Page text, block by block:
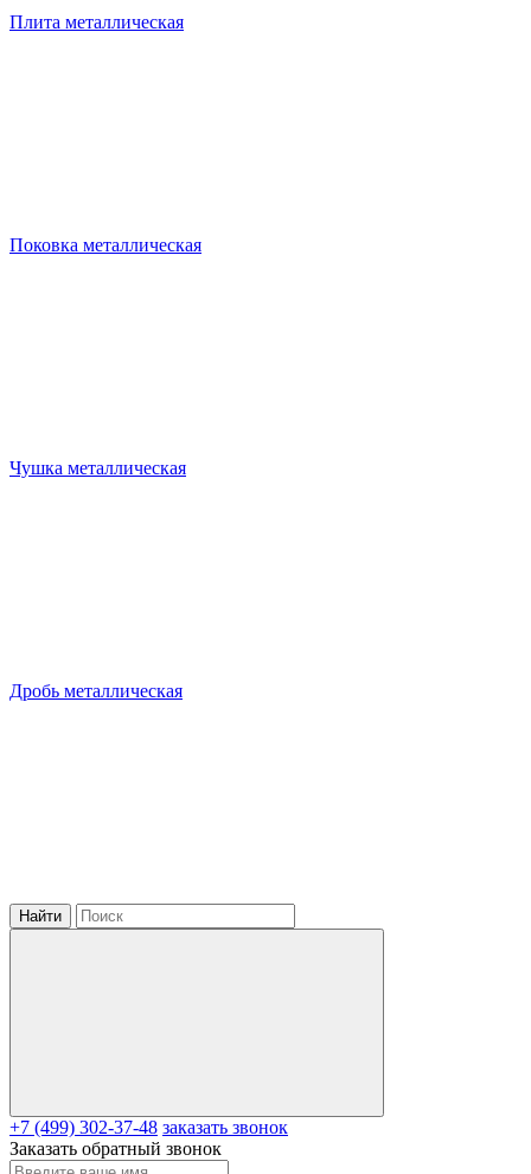
Плита металлическая
Поковка металлическая
Чушка металлическая
Дробь металлическая
Найти
+7 (499) 302-37-48 заказать звонок
Заказать обратный звонок